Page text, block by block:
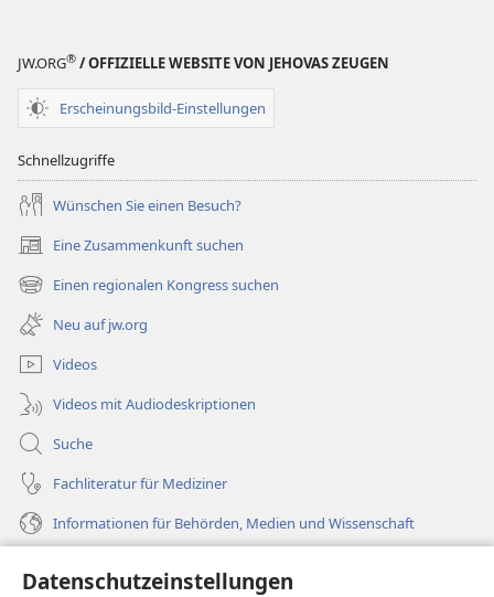
Datenschutzeinstellungen
JW.ORG® / OFFIZIELLE WEBSITE VON JEHOVAS ZEUGEN
Erscheinungsbild-Einstellungen
Schnellzugriffe
Wünschen Sie einen Besuch?
Eine Zusammenkunft suchen
(öffnet
neues
Fenster)
Einen regionalen Kongress suchen
(öffnet
neues
Fenster)
Neu auf jw.org
Videos
Videos mit Audiodeskriptionen
Suche
Fachliteratur für Mediziner
Informationen für Behörden, Medien und Wissenschaft